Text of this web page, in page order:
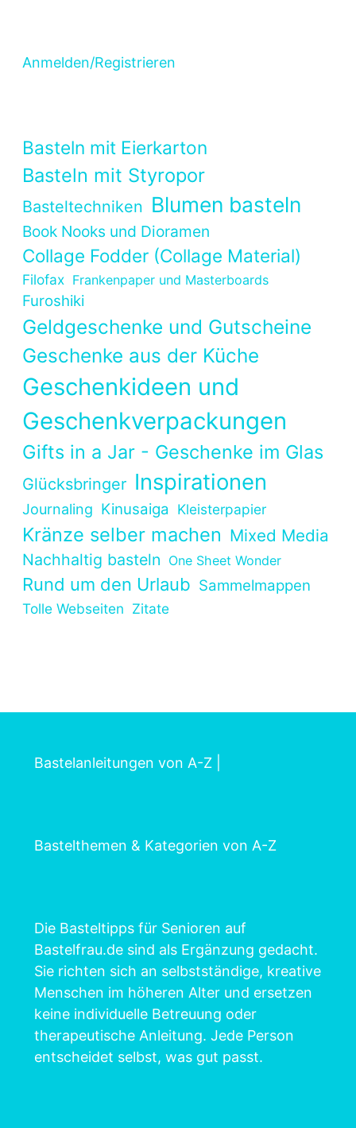
Anmelden/Registrieren
Basteln mit Eierkarton
Basteln mit Styropor
Basteltechniken Blumen basteln
Book Nooks und Dioramen
Collage Fodder (Collage Material)
Filofax Frankenpaper und Masterboards
Furoshiki
Geldgeschenke und Gutscheine
Geschenke aus der Küche
Geschenkideen und
Geschenkverpackungen
Gifts in a Jar - Geschenke im Glas
Glücksbringer Inspirationen
Journaling Kinusaiga Kleisterpapier
Kränze selber machen Mixed Media
Nachhaltig basteln One Sheet Wonder
Rund um den Urlaub Sammelmappen
Tolle Webseiten Zitate
Bastelanleitungen von A-Z|
Bastelthemen & Kategorien von A-Z
Die Basteltipps für Senioren auf
Bastelfrau.de sind als Ergänzung gedacht.
Sie richten sich an selbstständige, kreative
Menschen im höheren Alter und ersetzen
keine individuelle Betreuung oder
therapeutische Anleitung. Jede Person
entscheidet selbst, was gut passt.